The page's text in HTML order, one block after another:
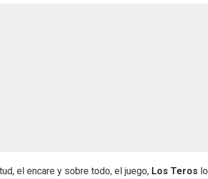
el encare y sobre todo, el juego, Los Teros lo